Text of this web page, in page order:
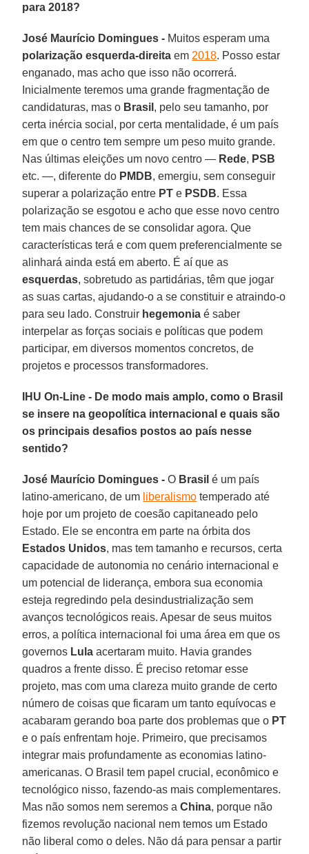
para 2018?
José Maurício Domingues - Muitos esperam uma
polarização esquerda-direita em 2018. Posso estar
enganado, mas acho que isso não ocorrerá.
Inicialmente teremos uma grande fragmentação de
candidaturas, mas o Brasil , pelo seu tamanho, por
certa inércia social, por certa mentalidade, é um país
em que o centro tem sempre um peso muito grande.
Nas últimas eleições um novo centro — Rede, PSB
etc. —, diferente do PMDB, emergiu, sem conseguir
superar a polarização entre PT e PSDB. Essa
polarização se esgotou e acho que esse novo centro
tem mais chances de se consolidar agora. Que
características terá e com quem preferencialmente se
alinhará ainda está em aberto. É aí que as
esquerdas, sobretudo as partidárias, têm que jogar
as suas cartas, ajudando-o a se constituir e atraindo-o
para seu lado. Construir hegemonia é saber
interpelar as forças sociais e políticas que podem
participar, em diversos momentos concretos, de
projetos e processos transformadores.
IHU On-Line - De modo mais amplo, como o Brasil
se insere na geopolítica internacional e quais são
os principais desafios postos ao país nesse
sentido?
José Maurício Domingues - O Brasil é um país
latino-americano, de um liberalismo temperado até
hoje por um projeto de coesão capitaneado pelo
Estado. Ele se encontra em parte na órbita dos
Estados Unidos, mas tem tamanho e recursos, certa
capacidade de autonomia no cenário internacional e
um potencial de liderança, embora sua economia
esteja regredindo pela desindustrialização sem
avanços tecnológicos reais. Apesar de seus muitos
erros, a política internacional foi uma área em que os
governos Lula acertaram muito. Havia grandes
quadros a frente disso. É preciso retomar esse
projeto, mas com uma clareza muito grande de certo
número de coisas que ficaram um tanto equívocas e
acabaram gerando boa parte dos problemas que o PT
e o país enfrentam hoje. Primeiro, que precisamos
integrar mais profundamente as economias latino-
americanas. O Brasil tem papel crucial, econômico e
tecnológico nisso, fazendo-as mais complementares.
Mas não somos nem seremos aChina, porque não
fizemos revolução nacional nem temos um Estado
não liberal como o deles. Não dá para pensar a partir